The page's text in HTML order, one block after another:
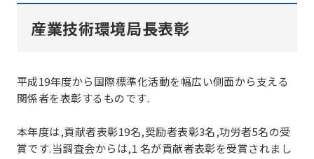
産業技術環境局長表彰
平成19年度から国際標準化活動を幅広い側面から支える
関係者を表彰するものです.
本年度は,貢献者表彰19名,奨励者表彰3名,功労者5名の受
賞です.当調査会からは,1 名が貢献者表彰を受賞されまし